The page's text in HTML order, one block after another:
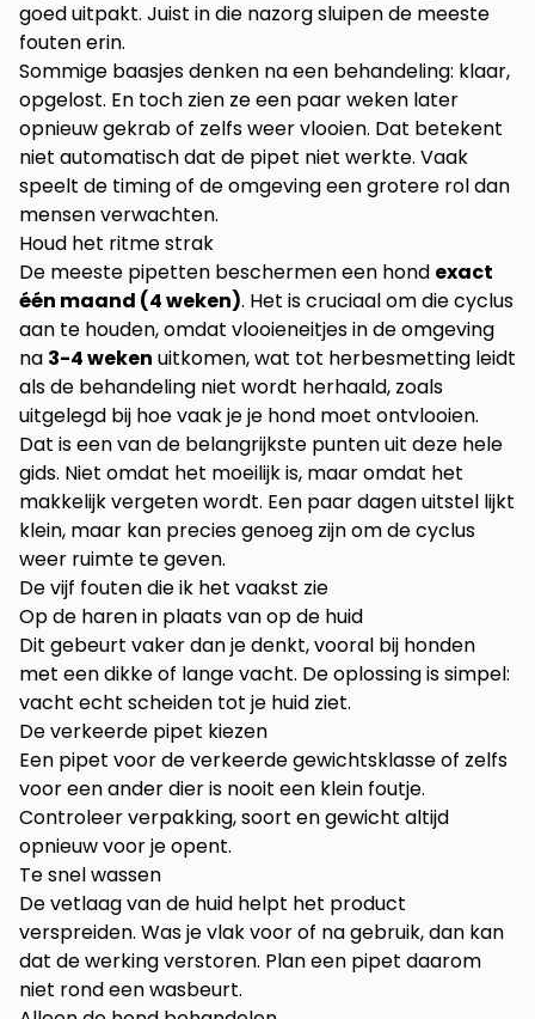
goed uitpakt. Juist in die nazorg sluipen de meeste
fouten erin.
Sommige baasjes denken na een behandeling: klaar,
opgelost. En toch zien ze een paar weken later
opnieuw gekrab of zelfs weer vlooien. Dat betekent
niet automatisch dat de pipet niet werkte. Vaak
speelt de timing of de omgeving een grotere rol dan
mensen verwachten.
Houd het ritme strak
De meeste pipetten beschermen een hond exact
één maand (4 weken). Het is cruciaal om die cyclus
aan te houden, omdat vlooieneitjes in de omgeving
na 3-4 weken uitkomen, wat tot herbesmetting leidt
als de behandeling niet wordt herhaald, zoals
uitgelegd bij hoe vaak je je hond moet ontvlooien.
Dat is een van de belangrijkste punten uit deze hele
gids. Niet omdat het moeilijk is, maar omdat het
makkelijk vergeten wordt. Een paar dagen uitstel lijkt
klein, maar kan precies genoeg zijn om de cyclus
weer ruimte te geven.
De vijf fouten die ik het vaakst zie
Op de haren in plaats van op de huid
Dit gebeurt vaker dan je denkt, vooral bij honden
met een dikke of lange vacht. De oplossing is simpel:
vacht echt scheiden tot je huid ziet.
De verkeerde pipet kiezen
Een pipet voor de verkeerde gewichtsklasse of zelfs
voor een ander dier is nooit een klein foutje.
Controleer verpakking, soort en gewicht altijd
opnieuw voor je opent.
Te snel wassen
De vetlaag van de huid helpt het product
verspreiden. Was je vlak voor of na gebruik, dan kan
dat de werking verstoren. Plan een pipet daarom
niet rond een wasbeurt.